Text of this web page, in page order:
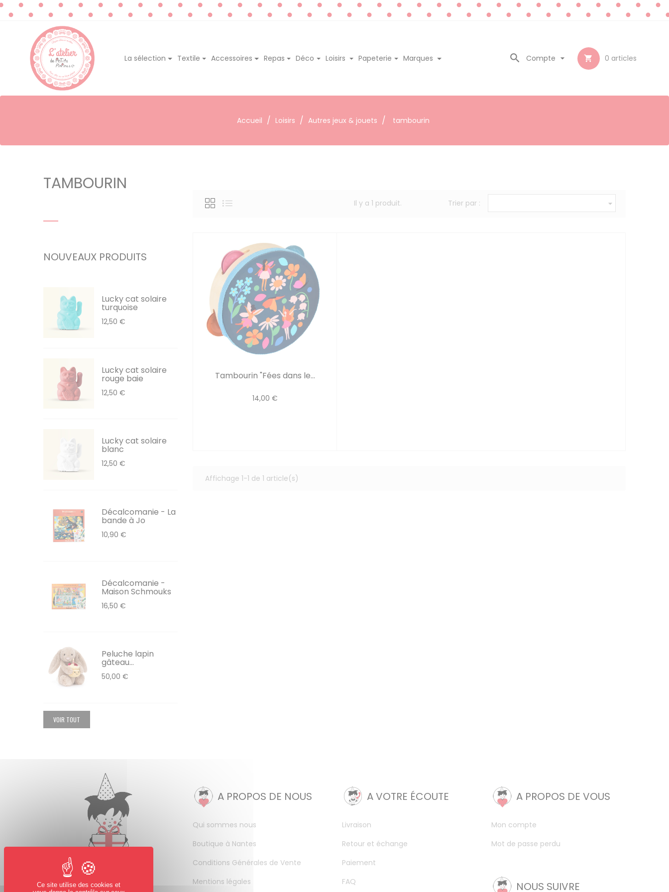
La sélection Textile Accessoires Repas Déco Loisirs Papeterie Marques  0 articles
Compte 

Accueil Loisirs Autres jeux & jouets tambourin
TAMBOURIN
NOUVEAUX PRODUITS
Lucky cat solaire
turquoise
12,50 €
Lucky cat solaire
rouge baie
12,50 €
Lucky cat solaire
blanc
12,50 €
Décalcomanie - La
bande à Jo
10,90 €
Décalcomanie -
Maison Schmouks
16,50 €
Peluche lapin
gâteau...
50,00 €
VOIR TOUT
Il y a 1 produit. Trier par : 
Tambourin "Fées dans le...
14,00 €
Affichage 1-1 de 1 article(s)
A PROPOS DE NOUS
Qui sommes nous
Boutique à Nantes
Conditions Générales de Vente
Mentions légales
A VOTRE ÉCOUTE
Livraison
Retour et échange
Paiement
FAQ
A PROPOS DE VOUS
Mon compte
Mot de passe perdu
NOUS SUIVRE
Ce site utilise des cookies et